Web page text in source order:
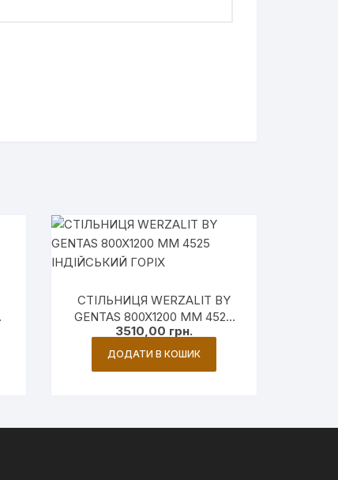
СТІЛЬНИЦЯ WERZALIT BY
GENTAS 800X1200 ММ 4525
ІНДІЙСЬКИЙ ГОРІХ
3510,00 грн.
ДОДАТИ В КОШИК